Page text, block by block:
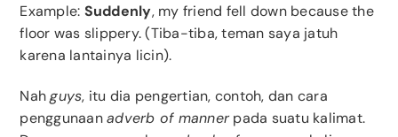
Example: Suddenly, my friend fell down because the
floor was slippery. (Tiba-tiba, teman saya jatuh
karena lantainya licin).
Nahguys, itu dia pengertian, contoh, dan cara
penggunaanadverb of mannerpada suatu kalimat.